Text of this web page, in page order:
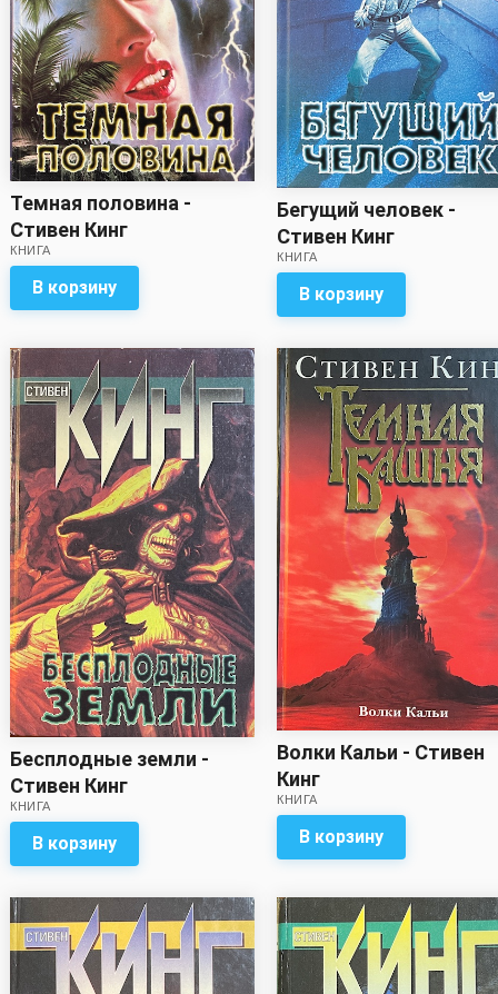
Темная половина -
Стивен Кинг
КНИГА
В корзину
Бегущий человек -
Стивен Кинг
КНИГА
В корзину
Бесплодные земли -
Стивен Кинг
КНИГА
В корзину
Волки Кальи - Стивен
Кинг
КНИГА
В корзину